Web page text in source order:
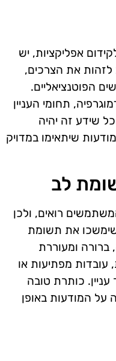
אפליקציות, יש
לזהות את הצרכים,
הפוטנציאליים.
תחומי העניין
שידע זה יהיה
שיתאימו במדויק
לב
רואים, ולכן
את תשומת
ומעוררת
מפתיעות או
כותרת טובה
על המודעות באופן